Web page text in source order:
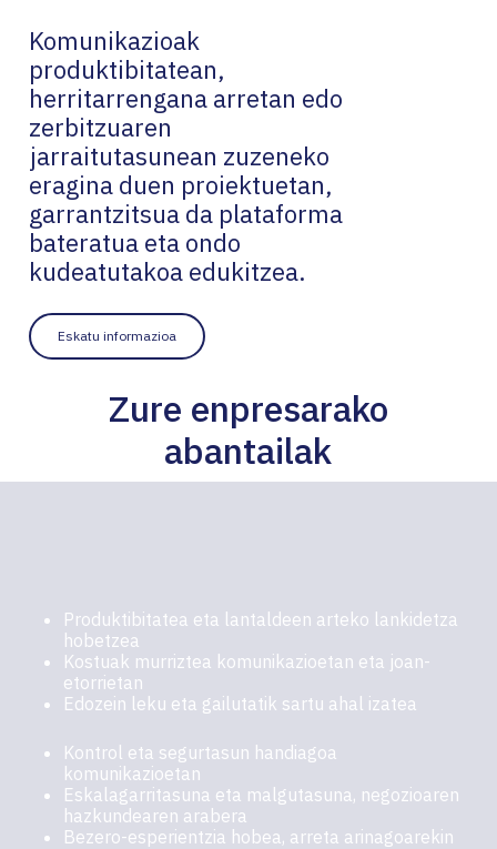
Komunikazioak
produktibitatean,
herritarrengana arretan edo
zerbitzuaren
jarraitutasunean zuzeneko
eragina duen proiektuetan,
garrantzitsua da plataforma
bateratua eta ondo
kudeatutakoa edukitzea.
Eskatu informazioa
Zure enpresarako
abantailak
Produktibitatea eta lantaldeen arteko lankidetza
hobetzea
Kostuak murriztea komunikazioetan eta joan-
etorrietan
Edozein leku eta gailutatik sartu ahal izatea
Kontrol eta segurtasun handiagoa
komunikazioetan
Eskalagarritasuna eta malgutasuna, negozioaren
hazkundearen arabera
Bezero-esperientzia hobea, arreta arinagoarekin